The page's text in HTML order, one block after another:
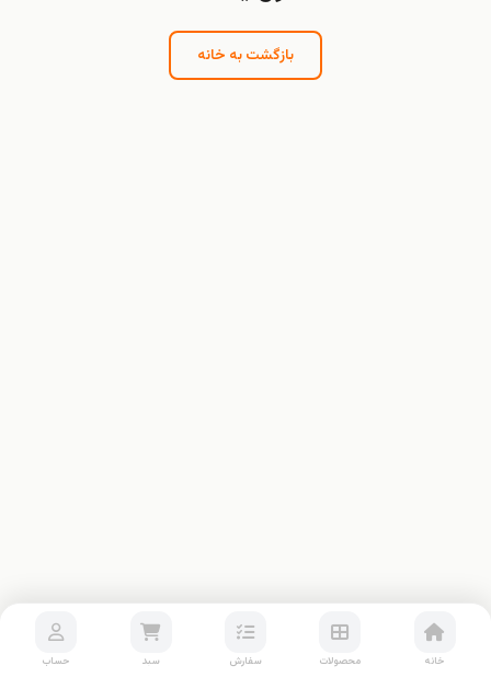
بازگشت به خانه
خانه محصولات سفارش سبد حساب